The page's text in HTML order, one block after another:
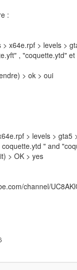
:
x64e.rpf > levels >
, "coquette.ytd"
> ok > oui
> levels > gta5
" and
> OK > yes
channel/